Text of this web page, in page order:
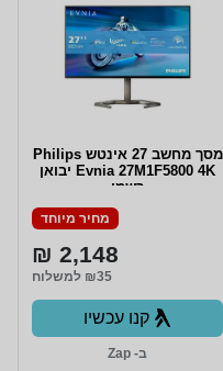
מסך מחשב ‏27 ‏אינטש Philips
Evnia 27M1F5800 4K יבואן
רשמי
מחיר מיוחד
2,148 ₪
₪35 למשלוח
קנו עכשיו
ב- Zap